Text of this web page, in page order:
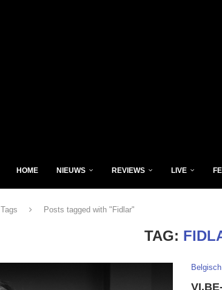
HOME NIEUWS REVIEWS LIVE
Tags Posts tagged with "Fidlar"
TAG:
Belgisch